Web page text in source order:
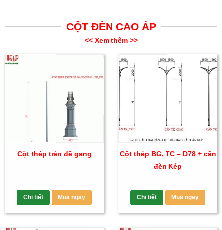
CỘT ĐÈN CAO ÁP
<< Xem thêm >>
Cột thép trên đế gang
Chi tiết Mua ngay
Cột thép BG, TC – D78 + cần
đèn Kép
Chi tiết Mua ngay